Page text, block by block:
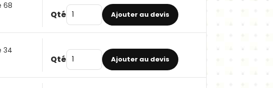
68
Qté Ajouter au devis
34
Qté Ajouter au devis